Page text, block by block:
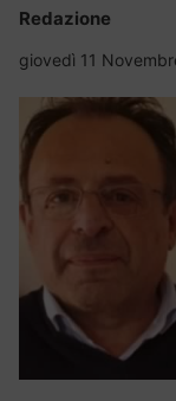
Redazione
giovedì 11